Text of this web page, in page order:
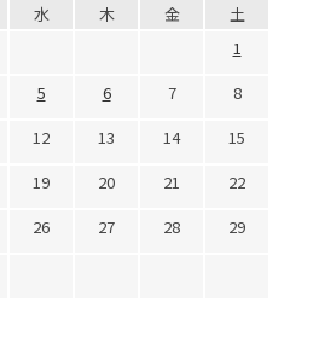
水 木 金
土
1
5 6 7
8
12 13 14
15
19 20 21
22
26 27 28
29